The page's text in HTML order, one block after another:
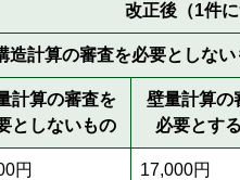
改正後（1件に
造計算の審査を必要としない
計算の審査を
としないもの
壁量計算の
必要とす
円 17,000円